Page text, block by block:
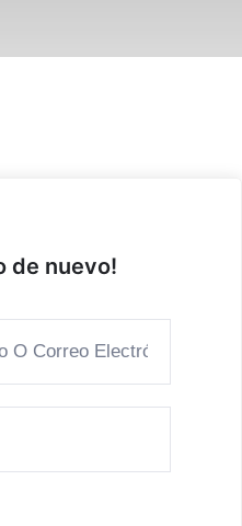
de nuevo!